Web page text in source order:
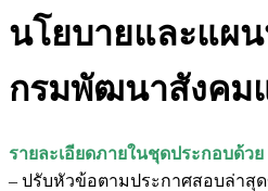
นโยบายและแผ
กรมพัฒนาสังคม
รายละเอียดภายในชุดประกอบด้วย
– ปรับหัวข้อตามประกาศสอบล่าสุ